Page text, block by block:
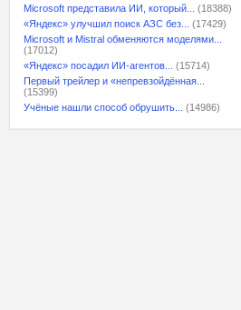
Microsoft представила ИИ, который...
(18388)
«Яндекс» улучшил поиск АЗС без...
(17429)
Microsoft и Mistral обменяются моделями...
(17012)
«Яндекс» посадил ИИ-агентов...
(15714)
Первый трейлер и «непревзойдённая...
(15399)
Учёные нашли способ обрушить...
(14986)